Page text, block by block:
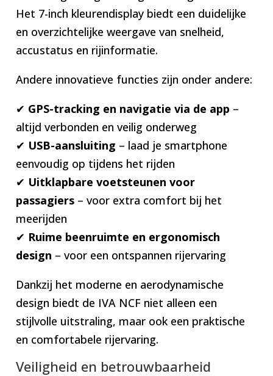
Het 7-inch kleurendisplay biedt een duidelijke
en overzichtelijke weergave van snelheid,
accustatus en rijinformatie.
Andere innovatieve functies zijn onder andere:
✔ GPS-tracking en navigatie via de app –
altijd verbonden en veilig onderweg
✔ USB-aansluiting – laad je smartphone
eenvoudig op tijdens het rijden
✔ Uitklapbare voetsteunen voor
passagiers – voor extra comfort bij het
meerijden
✔ Ruime beenruimte en ergonomisch
design – voor een ontspannen rijervaring
Dankzij het moderne en aerodynamische
design biedt de IVA NCF niet alleen een
stijlvolle uitstraling, maar ook een praktische
en comfortabele rijervaring.
Veiligheid en betrouwbaarheid